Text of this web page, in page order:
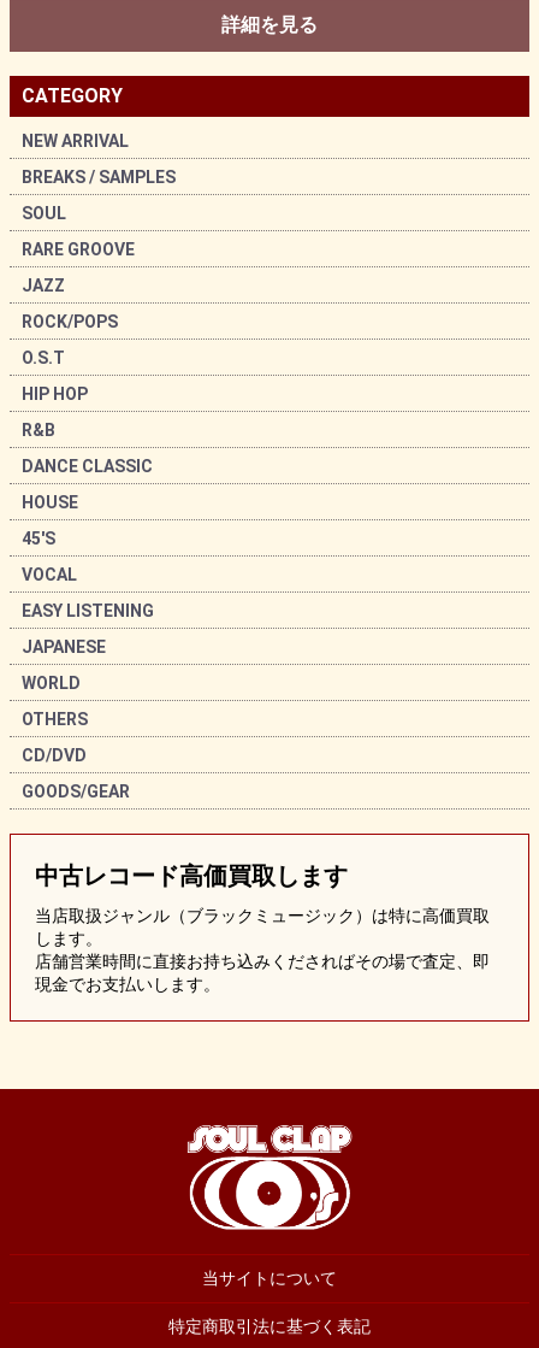
CATEGORY
NEW ARRIVAL
BREAKS / SAMPLES
SOUL
RARE GROOVE
JAZZ
ROCK/POPS
O.S.T
HIP HOP
R&B
DANCE CLASSIC
HOUSE
45'S
VOCAL
EASY LISTENING
JAPANESE
WORLD
OTHERS
CD/DVD
GOODS/GEAR
中古レコード高価買取します
当店取扱ジャンル（ブラックミュージック）は特に高価買取
します。
店舗営業時間に直接お持ち込みくださればその場で査定、即
現金でお支払いします。
詳細を見る
当サイトについて
特定商取引法に基づく表記